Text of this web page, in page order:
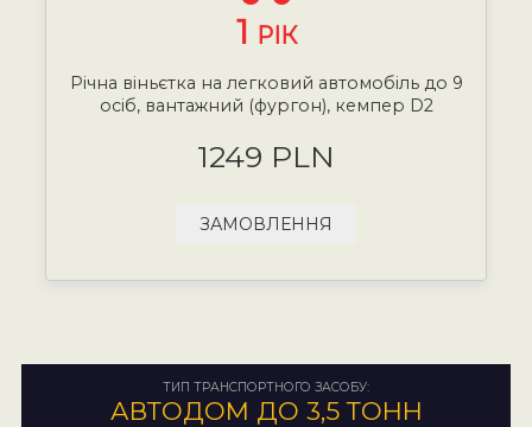
1 РІК
Річна віньєтка на легковий автомобіль до 9
осіб, вантажний (фургон), кемпер D2
1249 PLN
ЗАМОВЛЕННЯ
ТИП ТРАНСПОРТНОГО ЗАСОБУ:
АВТОДОМ ДО 3,5 ТОНН